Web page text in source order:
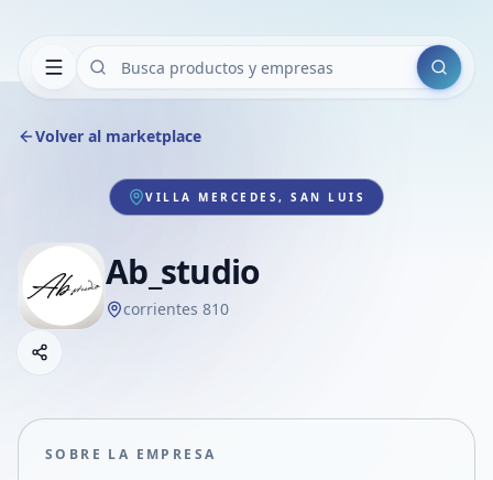
Buscar
Volver al marketplace
VILLA MERCEDES, SAN LUIS
Ab_studio
corrientes 810
Compartir empresa
SOBRE LA EMPRESA